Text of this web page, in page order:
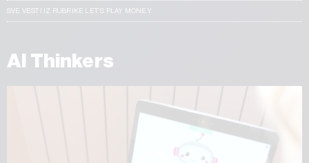
SVE VESTI IZ RUBRIKE LET’S PLAY MONEY
AI Thinkers